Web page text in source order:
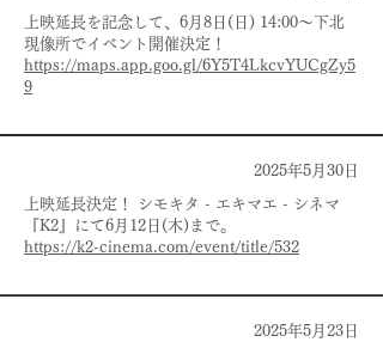
上映延長を記念して、6月8日(日) 14:00〜下北
現像所でイベント開催決定！
https://maps.app.goo.gl/6Y5T4LkcvYUCgZy5
9
2025年5月30日
上映延長決定！ シモキタ - エキマエ - シネマ
『K2』にて6月12日(木)まで。
https://k2-cinema.com/event/title/532
2025年5月23日